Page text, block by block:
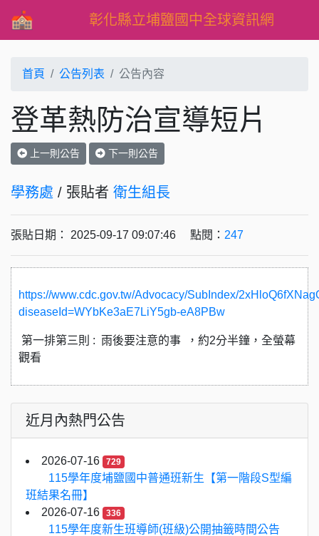
彰化縣立埔鹽國中全球資訊網
首頁 公告列表 公告內容
登革熱防治宣導短片
上一則公告 下一則公告
學務處 / 張貼者 衛生組長
張貼日期： 2025-09-17 09:07:46 點閱： 247
https://www.cdc.gov.tw/Advocacy/SubIndex/
diseaseId=WYbKe3aE7LiY5gb-eA8PBw
第一排第三則 : 雨後要注意的事 ，約2分半鐘，全螢幕
觀看
近月內熱門公告
2026-07-16 729
115學年度埔鹽國中普通班新生【第一階段S型編
班結果名冊】
2026-07-16
336
115學年度新生班導師(班級)公開抽籤時間公告